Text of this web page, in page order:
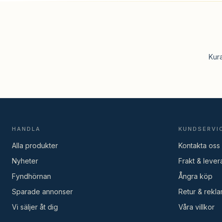
HANDLA
Alla produkter
Nyheter
Fyndhörnan
Sparade annonser
Vi säljer åt dig
Kontakta oss
Frakt &
Ångra köp
Retur &
Våra villkor